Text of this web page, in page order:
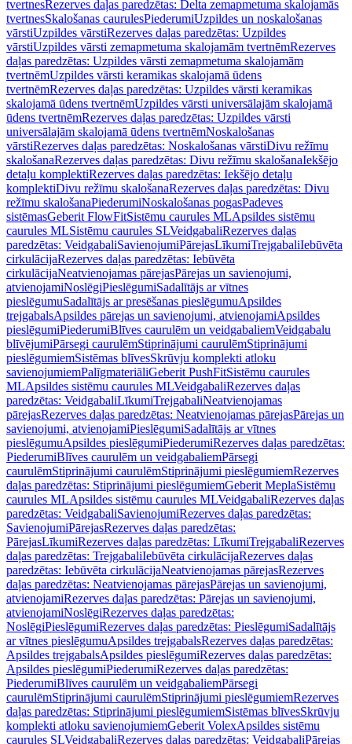
tvertnesRezerves daļas paredzētas: Delta zemapmetuma skalojamās
tvertnesSkalošanas caurulesPiederumiUzpildes un noskalošanas
vārstiUzpildes vārstiRezerves daļas paredzētas: Uzpildes
vārstiUzpildes vārsti zemapmetuma skalojamām tvertnēmRezerves
daļas paredzētas: Uzpildes vārsti zemapmetuma skalojamām
tvertnēmUzpildes vārsti keramikas skalojamā ūdens
tvertnēmRezerves daļas paredzētas: Uzpildes vārsti keramikas
skalojamā ūdens tvertnēmUzpildes vārsti universālajām skalojamā
ūdens tvertnēmRezerves daļas paredzētas: Uzpildes vārsti
universālajām skalojamā ūdens tvertnēmNoskalošanas
vārstiRezerves daļas paredzētas: Noskalošanas vārstiDivu režīmu
skalošanaRezerves daļas paredzētas: Divu režīmu skalošanaIekšējo
detaļu komplektiRezerves daļas paredzētas: Iekšējo detaļu
komplektiDivu režīmu skalošanaRezerves daļas paredzētas: Divu
režīmu skalošanaPiederumiNoskalošanas pogasPadeves
sistēmasGeberit FlowFitSistēmu caurules MLApsildes sistēmu
caurules MLSistēmu caurules SLVeidgabaliRezerves daļas
paredzētas: VeidgabaliSavienojumiPārejasLīkumiTrejgabaliIebūvēta
cirkulācijaRezerves daļas paredzētas: Iebūvēta
cirkulācijaNeatvienojamas pārejasPārejas un savienojumi,
atvienojamiNoslēgiPieslēgumiSadalītājs ar vītnes
pieslēgumuSadalītājs ar presēšanas pieslēgumuApsildes
trejgabalsApsildes pārejas un savienojumi, atvienojamiApsildes
pieslēgumiPiederumiBlīves caurulēm un veidgabaliemVeidgabalu
blīvējumiPārsegi caurulēmStiprinājumi caurulēmStiprinājumi
pieslēgumiemSistēmas blīvesSkrūvju komplekti atloku
savienojumiemPalīgmateriāliGeberit PushFitSistēmu caurules
MLApsildes sistēmu caurules MLVeidgabaliRezerves daļas
paredzētas: VeidgabaliLīkumiTrejgabaliNeatvienojamas
pārejasRezerves daļas paredzētas: Neatvienojamas pārejasPārejas un
savienojumi, atvienojamiPieslēgumiSadalītājs ar vītnes
pieslēgumuApsildes pieslēgumiPiederumiRezerves daļas paredzētas:
PiederumiBlīves caurulēm un veidgabaliemPārsegi
caurulēmStiprinājumi caurulēmStiprinājumi pieslēgumiemRezerves
daļas paredzētas: Stiprinājumi pieslēgumiemGeberit MeplaSistēmu
caurules MLApsildes sistēmu caurules MLVeidgabaliRezerves daļas
paredzētas: VeidgabaliSavienojumiRezerves daļas paredzētas:
SavienojumiPārejasRezerves daļas paredzētas:
PārejasLīkumiRezerves daļas paredzētas: LīkumiTrejgabaliRezerves
daļas paredzētas: TrejgabaliIebūvēta cirkulācijaRezerves daļas
paredzētas: Iebūvēta cirkulācijaNeatvienojamas pārejasRezerves
daļas paredzētas: Neatvienojamas pārejasPārejas un savienojumi,
atvienojamiRezerves daļas paredzētas: Pārejas un savienojumi,
atvienojamiNoslēgiRezerves daļas paredzētas:
NoslēgiPieslēgumiRezerves daļas paredzētas: PieslēgumiSadalītājs
ar vītnes pieslēgumuApsildes trejgabalsRezerves daļas paredzētas:
Apsildes trejgabalsApsildes pieslēgumiRezerves daļas paredzētas:
Apsildes pieslēgumiPiederumiRezerves daļas paredzētas:
PiederumiBlīves caurulēm un veidgabaliemPārsegi
caurulēmStiprinājumi caurulēmStiprinājumi pieslēgumiemRezerves
daļas paredzētas: Stiprinājumi pieslēgumiemSistēmas blīvesSkrūvju
komplekti atloku savienojumiemGeberit VolexApsildes sistēmu
caurules SLVeidgabaliRezerves daļas paredzētas: VeidgabaliPārejas